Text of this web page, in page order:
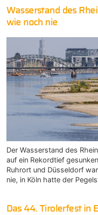
Wasserstand des
wie noch nie
Der Wasserstand des
auf ein Rekordtief
Ruhrort und Düsseldorf
nie, in Köln hatte der
Das 44. Tirolerfest in